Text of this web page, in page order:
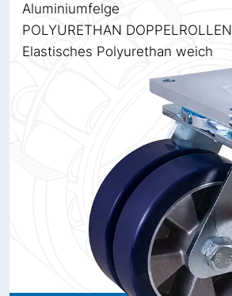
Aluminiumfelge
POLYURETHAN DOPPELROLLEN
Elastisches Polyurethan weich